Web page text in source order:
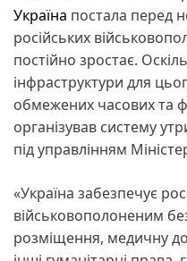
Україна постала перед
російських
постійно зростає.
інфраструктури для
обмежених часових та
організував систему
під управлінням
«Україна забезпечує
військовополоненим
розміщення, медичну